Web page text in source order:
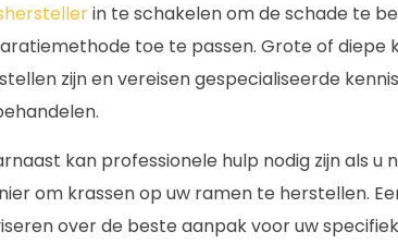
in te schakelen om de schade te
toe te passen. Grote of diepe
zijn en vereisen gespecialiseerde
kan professionele hulp nodig zijn als u
om krassen op uw ramen te herstellen.
over de beste aanpak voor uw